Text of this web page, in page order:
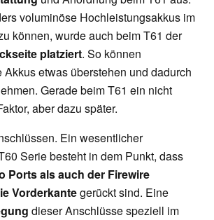
voluminöse Hochleistungsakkus im
können, wurde auch beim T61 der
platziert. So können
Akkus etwas überstehen und dadurch
Gerade beim T61 ein nicht
aber dazu später.
Ein wesentlicher
Serie besteht in dem Punkt, dass
Ports als auch der Firewire
Vorderkantegerückt sind. Eine
dieser Anschlüsse speziell im